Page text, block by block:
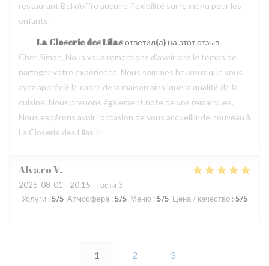
restaurant Bel n’offre aucune flexibilité sur le menu pour les
enfants.
La Closerie des Lilasответил(а) на этот отзыв
Cher Simon, Nous vous remercions d’avoir pris le temps de
partager votre expérience. Nous sommes heureux que vous
ayez apprécié le cadre de la maison ainsi que la qualité de la
cuisine. Nous prenons également note de vos remarques.
Nous espérons avoir l’occasion de vous accueillir de nouveau à
La Closerie des Lilas ✨
AlvaroV
2026-08-01 - 20:15 - гости 3
Услуги : 5/5 Атмосфера : 5/5 Меню : 5/5 Цена / качество : 5/5
1 2 3